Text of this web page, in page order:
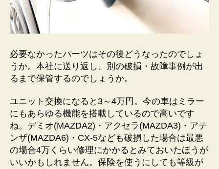
必要なかったパーツはその後どうなったのでしょ
うか。本社に送り返し、別の破損・故障事例が出
るまで保管するのでしょうか。
ユニット交換になると3～4万円。今の車はミラー
にもあらゆる機能を搭載しているので高いです
ね。デミオ(MAZDA2)・アクセラ(MAZDA3)・アテ
ンザ(MAZDA6)・CX-5なども破損した場合は最悪
の場合4万くらい修理にかかるとみておいたほうが
いいかもしれません。保険を使うにしても等級が